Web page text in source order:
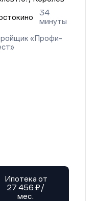
34
минуты
«Профи-
Ипотека от
27 456 ₽/
мес.